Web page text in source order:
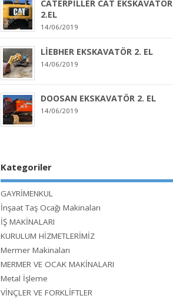
CATERPİLLER CAT EKSKAVATÖR
2.EL
14/06/2019
LİEBHER EKSKAVATÖR 2. EL
14/06/2019
DOOSAN EKSKAVATÖR 2. EL
14/06/2019
Kategoriler
GAYRİMENKUL
İnşaat Taş Ocağı Makinaları
İŞ MAKİNALARI
KURULUM HİZMETLERİMİZ
Mermer Makinaları
MERMER VE OCAK MAKİNALARI
Metal İşleme
VİNÇLER VE FORKLİFTLER